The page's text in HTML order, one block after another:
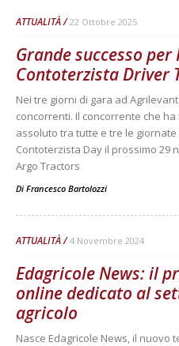
ATTUALITÀ 22 Ottobre 2025
Grande successo per
Contoterzista Driver
Nei tre giorni di gara ad
concorrenti. Il concorrente che
assoluto tra tutte e tre le
Contoterzista Day il prossimo 29
Argo Tractors
Di Francesco Bartolozzi
ATTUALITÀ 4 Novembre 2024
Edagricole News: il
online dedicato al
agricolo
Nasce Edagricole News, il nuovo